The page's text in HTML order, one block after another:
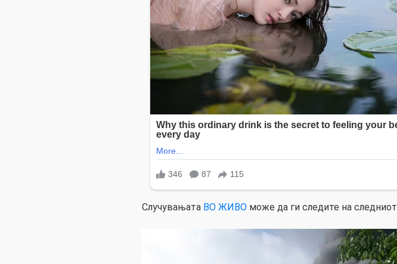
Случувањата ВО ЖИВО може да ги следите на следниот